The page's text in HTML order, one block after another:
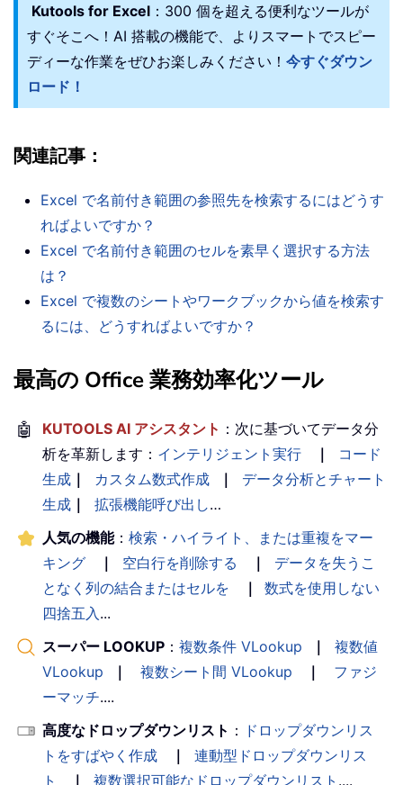
Kutools for Excel ：300 個を超える便利なツールが
すぐそこへ！AI 搭載の機能で、よりスマートでスピー
ディーな作業をぜひお楽しみください！ 今すぐダウン
ロード！
関連記事：
Excel で名前付き範囲の参照先を検索するにはどうす
ればよいですか？
Excel で名前付き範囲のセルを素早く選択する方法
は？
Excel で複数のシートやワークブックから値を検索す
るには、どうすればよいですか？
最高の Office 業務効率化ツール
🤖 KUTOOLS AI アシスタント ：次に基づいてデータ分
析を革新します： インテリジェント実行 ｜
コード
生成 ｜ カスタム数式作成 ｜
データ分析とチャート
生成 ｜ 拡張機能呼び出し…
人気の機能： 検索・ハイライト、または重複をマー
キング
｜ 空白行を削除する ｜
データを失うこ
となく列の結合またはセルを
｜
数式を使用しない
四捨五入 ...
スーパー LOOKUP ： 複数条件 VLookup ｜
複数値
VLookup
｜ 複数シート間 VLookup ｜
ファジ
ーマッチ....
高度なドロップダウンリスト ： ドロップダウンリス
トをすばやく作成
｜
連動型ドロップダウンリス
ト
｜ 複数選択可能なドロップダウンリスト ....